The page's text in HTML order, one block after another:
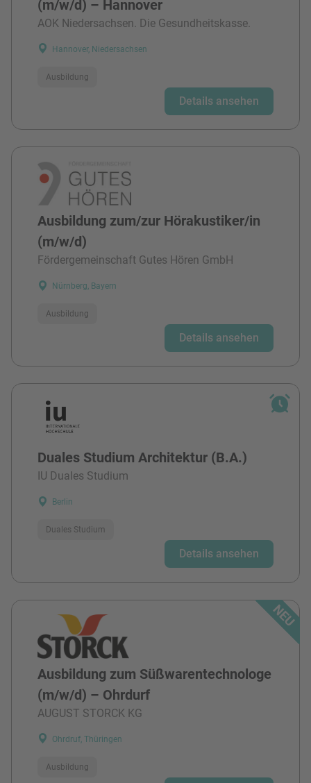
(m/w/d) – Hannover
AOK Niedersachsen. Die Gesundheitskasse.
Hannover, Niedersachsen
Ausbildung
Details ansehen
Ausbildung zum/zur Hörakustiker/in
(m/w/d)
Fördergemeinschaft Gutes Hören GmbH
Nürnberg, Bayern
Ausbildung
Details ansehen
Duales Studium Architektur (B.A.)
IU Duales Studium
Berlin
Duales Studium
Details ansehen
Ausbildung zum Süßwarentechnologe
(m/w/d) – Ohrdurf
AUGUST STORCK KG
Ohrdruf, Thüringen
Ausbildung